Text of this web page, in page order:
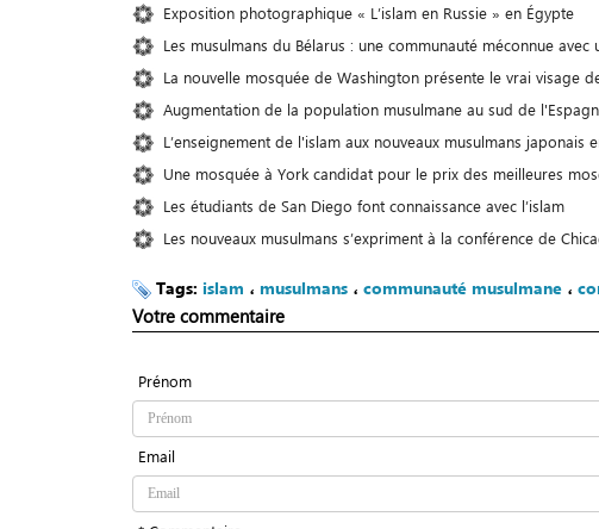
Exposition photographique « L’islam en Russie » en Égypte
Les musulmans du Bélarus : une communauté méconnue avec
La nouvelle mosquée de Washington présente le vrai visage
Augmentation de la population musulmane au sud de
L’enseignement de l'islam aux nouveaux musulmans japonais
Une mosquée à York candidat pour le prix des meilleures
Les étudiants de San Diego font connaissance avec l’islam
Les nouveaux musulmans s’expriment à la conférence de
Tags: islam ، musulmans ، communauté musulmane ،
Votre commentaire
Prénom
Email